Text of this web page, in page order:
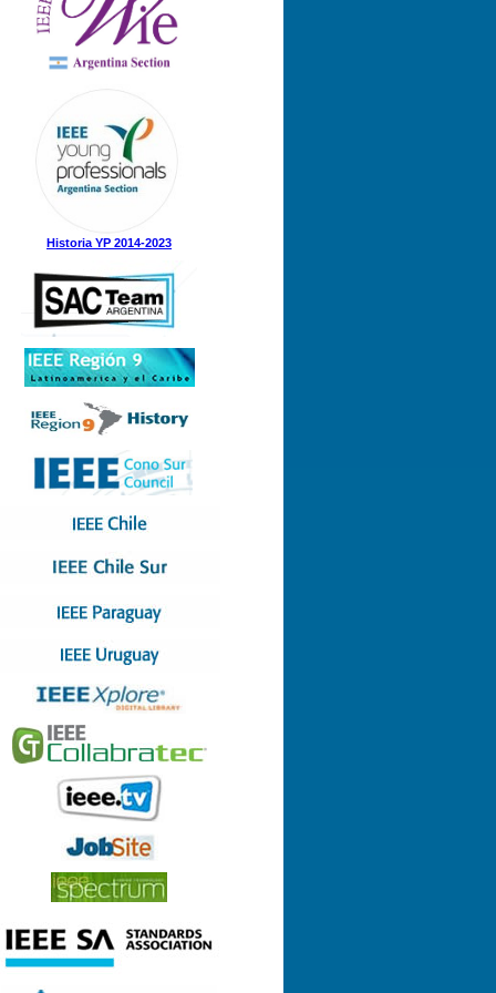
3 (21-08-2024)
2 (12-08-2024)
1 (31-05-2024)
2 (28-09-2023)
1 (07-09-2023)
7 (21-11-2022)
5 (31-08-2022)
3 (13-05-2022)
8 (29-12-2021)
7 (23-12-2021)
5 (06-09-2021)
3 (23-06-2021)
1 (22-04-2021)
9 (21-12-2020)
8 (26-11-2020)
Historia YP 2014-2023